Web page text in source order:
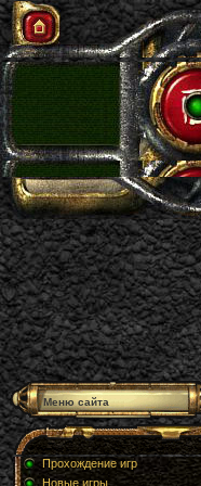
Меню сайта
Прохождение игр
Новые игры